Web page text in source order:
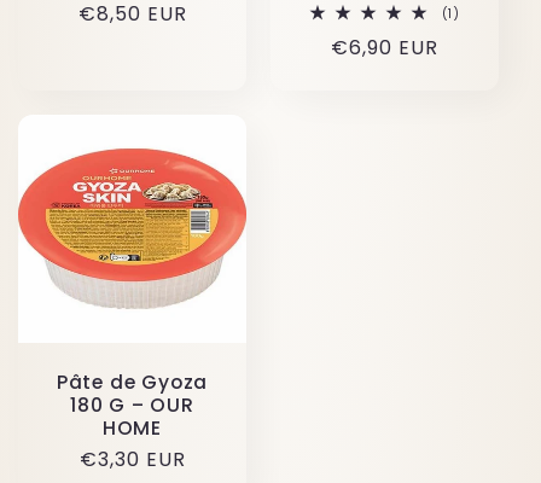
原
€8,50 EUR (1)
原
€6,90 EUR
Pâte de Gyoza
180 G – OUR
HOME
原
€3,30 EUR